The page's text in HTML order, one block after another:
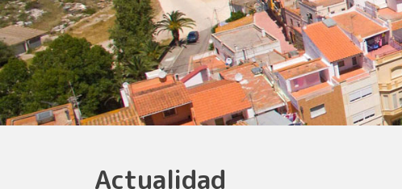
Actualidad